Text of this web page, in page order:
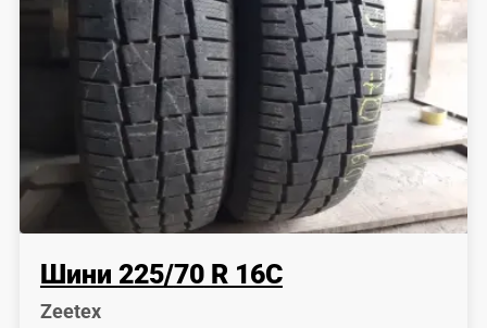
Шини 225/70 R 16C
Zeetex